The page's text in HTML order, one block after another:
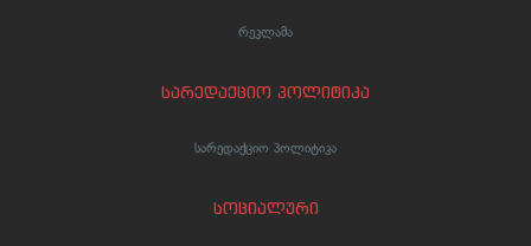
რეკლამა
სარედაქციო პოლიტიკა
სარედაქციო პოლიტიკა
სოციალური